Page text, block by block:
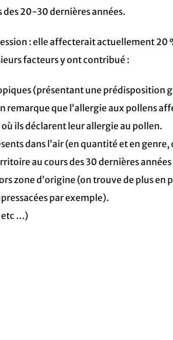
des 20-30 dernières années.
: elle affecterait actuellement
facteurs y ont contribué :
(présentant une prédisposition
que l’allergie aux pollens
ils déclarent leur allergie au pollen.
dans l’air (en quantité et en
au cours des 30 dernières
zone d’origine (on trouve de plus en
par exemple).
etc …)